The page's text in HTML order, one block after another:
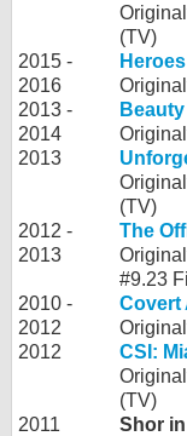
(TV)
2015 -
2016
2013 -
2014
2013
(TV)
2012 -
2013
The
#9.23
2010 -
2012
Covert
2012
CSI:
(TV)
2011
Shor